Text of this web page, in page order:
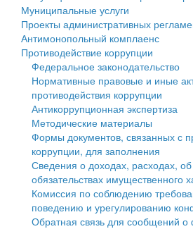
Нормативы градостроительного
Правила землепользования и
Генеральные планы
Проекты планировки территории
Собрание депутатов
Городское поселение
Сельские поселения
Муниципальные услуги
Проекты административных
Антимонопольный комплаенс
Противодействие коррупции
Федеральное законодательство
Нормативные правовые и иные
противодействия коррупции
Антикоррупционная экспертиза
Методические материалы
Формы документов, связанных с
коррупции, для заполнения
Сведения о доходах, расходах,
обязательствах имущественного
Комиссия по соблюдению
поведению и урегулированию
Обратная связь для сообщений о